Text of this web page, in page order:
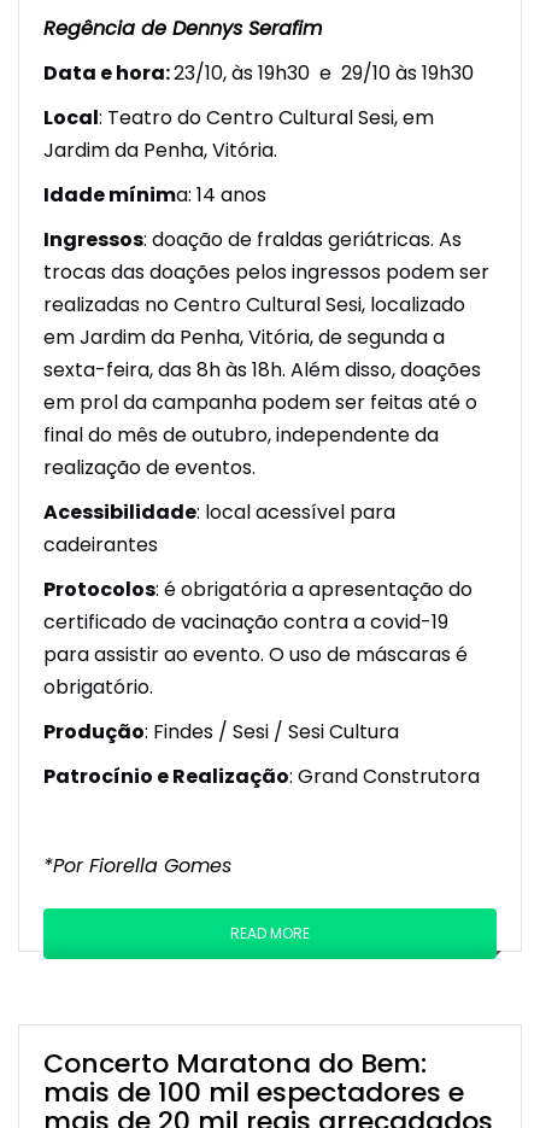
Regência de Dennys Serafim
Data e hora:23/10, às 19h30 e 29/10 às 19h30
Local: Teatro do Centro Cultural Sesi, em
Jardim da Penha, Vitória.
Idade mínima: 14 anos
Ingressos: doação de fraldas geriátricas. As
trocas das doações pelos ingressos podem ser
realizadas no Centro Cultural Sesi, localizado
em Jardim da Penha, Vitória, de segunda a
sexta-feira, das 8h às 18h. Além disso, doações
em prol da campanha podem ser feitas até o
final do mês de outubro, independente da
realização de eventos.
Acessibilidade: local acessível para
cadeirantes
Protocolos: é obrigatória a apresentação do
certificado de vacinação contra a covid-19
para assistir ao evento. O uso de máscaras é
obrigatório.
Produção: Findes / Sesi / Sesi Cultura
Patrocínio e Realização: Grand Construtora
*Por Fiorella Gomes
READ MORE
Concerto Maratona do Bem:
mais de 100 mil espectadores e